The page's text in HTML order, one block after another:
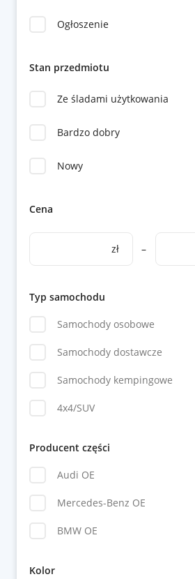
Ogłoszenie
Stan przedmiotu
Ze śladami użytkowania
Bardzo dobry
Nowy
Cena
zł –
Typ samochodu
Samochody osobowe
Samochody dostawcze
Samochody kempingowe
4x4/SUV
Producent części
Audi OE
Mercedes-Benz OE
BMW OE
Kolor